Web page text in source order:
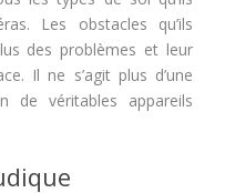
Les obstacles qu’ils
des problèmes et leur
Il ne s’agit plus d’une
de véritables appareils